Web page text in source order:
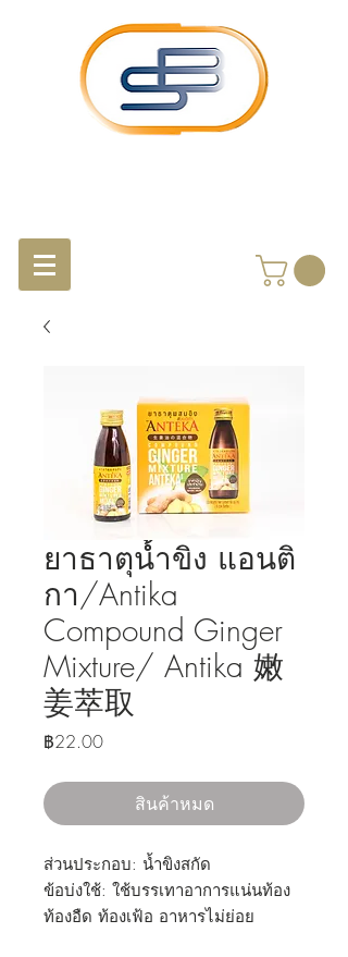
ยาธาตุน้ำขิง แอนติ
กา/Antika
Compound Ginger
Mixture/ Antika 嫩
姜萃取
฿22.00ราคา
สินค้าหมด
ส่วนประกอบ: น้ำขิงสกัด
ข้อบ่งใช้: ใช้บรรเทาอาการแน่นท้อง
ท้องอืด ท้องเฟ้อ อาหารไม่ย่อย